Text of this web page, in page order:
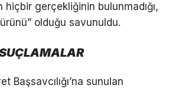
hiçbir gerçekliğinin bulunmadığı,
olduğu savunuldu.
Başsavcılığı’na sunulan